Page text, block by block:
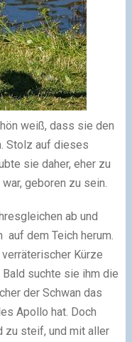
weiß, dass sie den
Stolz auf dieses
sie daher, eher zu
geboren zu sein.
ab und
dem Teich herum.
Kürze
suchte sie ihm die
der Schwan das
Apollo hat. Doch
zu steif, und mit aller